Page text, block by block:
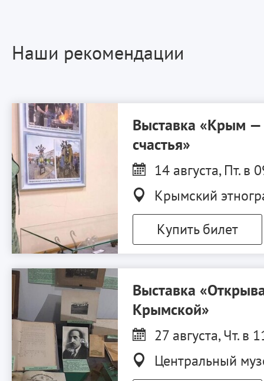
Наши рекомендации
Выставка «Крым —
счастья»
14 августа, Пт. в
Крымский
Купить билет
Выставка
Крымской»
27 августа, Чт. в
Центральный